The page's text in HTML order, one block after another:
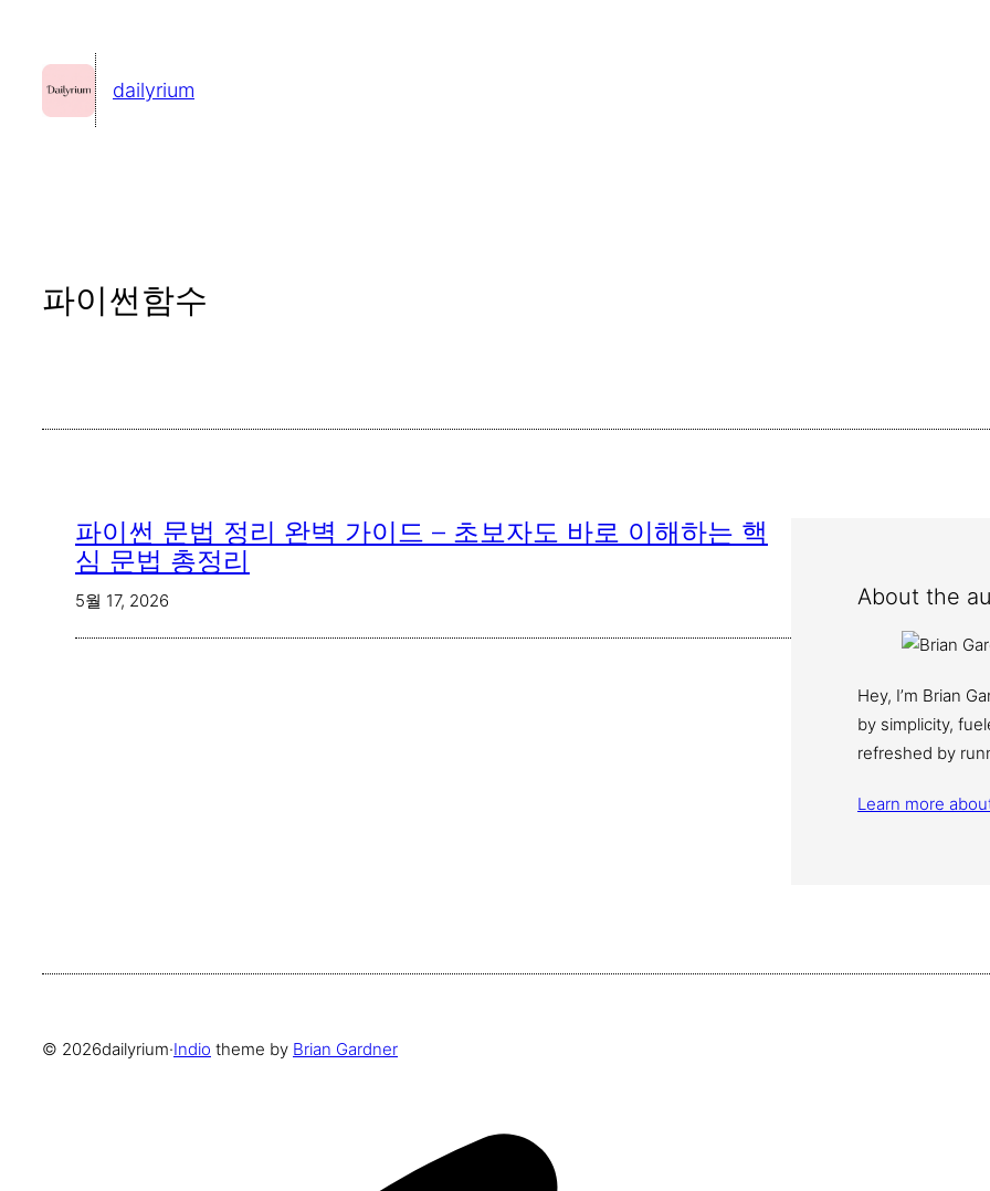
dailyrium
파이썬함수
파이썬 문법 정리 완벽 가이드 – 초보자도 바로 이해하는 핵
심 문법 총정리
5월 17, 2026 About the
Hey, I’m Brian
by simplicity,
refreshed by
Learn more
© 2026dailyrium·Indio theme by Brian Gardner